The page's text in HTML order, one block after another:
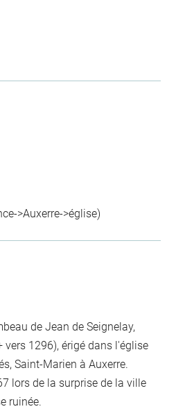
>Auxerre->église)
de Jean de Seignelay,
vers 1296), érigé dans l'église
Saint-Marien à Auxerre.
lors de la surprise de la ville
ruinée.